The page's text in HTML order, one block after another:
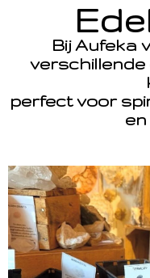
Bij Aufeka
perfect voor